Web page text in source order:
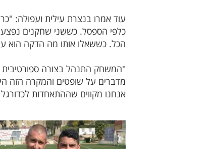
עוד אמרו בנצרת עילית ועפולה:
כלפי הספסל. כששני שחקנים
הכל. כששאלו אותו מה הדקה הוא
"המשחק התנהל בצורה
מדברים על שופטים והמקרה הזה
אנחנו מקווים שההתאחדות